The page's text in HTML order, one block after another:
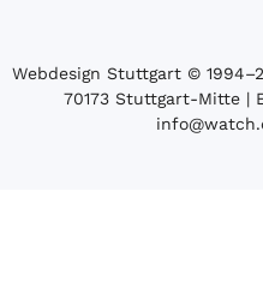
Webdesign Stuttgart ©
70173 Stuttgart-Mitte |